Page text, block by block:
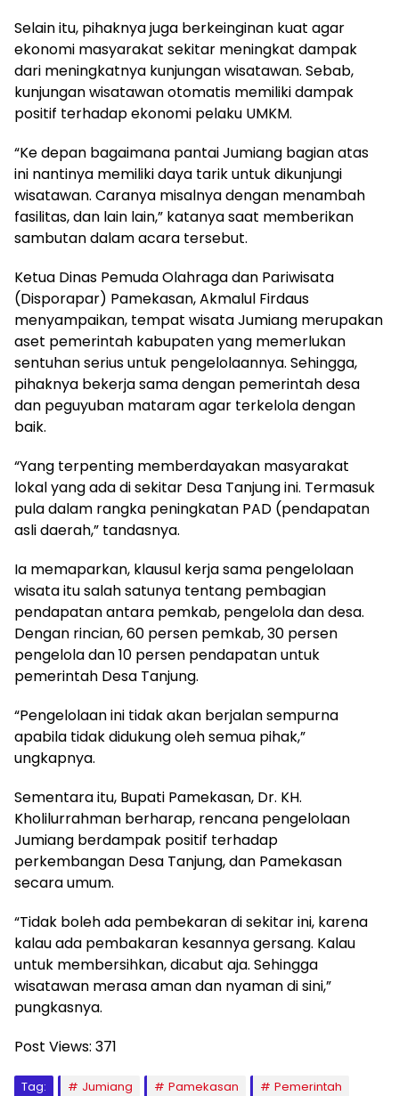
Selain itu, pihaknya juga berkeinginan kuat agar
ekonomi masyarakat sekitar meningkat dampak
dari meningkatnya kunjungan wisatawan. Sebab,
kunjungan wisatawan otomatis memiliki dampak
positif terhadap ekonomi pelaku UMKM.
“Ke depan bagaimana pantai Jumiang bagian atas
ini nantinya memiliki daya tarik untuk dikunjungi
wisatawan. Caranya misalnya dengan menambah
fasilitas, dan lain lain,” katanya saat memberikan
sambutan dalam acara tersebut.
Ketua Dinas Pemuda Olahraga dan Pariwisata
(Disporapar) Pamekasan, Akmalul Firdaus
menyampaikan, tempat wisata Jumiang merupakan
aset pemerintah kabupaten yang memerlukan
sentuhan serius untuk pengelolaannya. Sehingga,
pihaknya bekerja sama dengan pemerintah desa
dan peguyuban mataram agar terkelola dengan
baik.
“Yang terpenting memberdayakan masyarakat
lokal yang ada di sekitar Desa Tanjung ini. Termasuk
pula dalam rangka peningkatan PAD (pendapatan
asli daerah,” tandasnya.
Ia memaparkan, klausul kerja sama pengelolaan
wisata itu salah satunya tentang pembagian
pendapatan antara pemkab, pengelola dan desa.
Dengan rincian, 60 persen pemkab, 30 persen
pengelola dan 10 persen pendapatan untuk
pemerintah Desa Tanjung.
“Pengelolaan ini tidak akan berjalan sempurna
apabila tidak didukung oleh semua pihak,”
ungkapnya.
Sementara itu, Bupati Pamekasan, Dr. KH.
Kholilurrahman berharap, rencana pengelolaan
Jumiang berdampak positif terhadap
perkembangan Desa Tanjung, dan Pamekasan
secara umum.
“Tidak boleh ada pembekaran di sekitar ini, karena
kalau ada pembakaran kesannya gersang. Kalau
untuk membersihkan, dicabut aja. Sehingga
wisatawan merasa aman dan nyaman di sini,”
pungkasnya.
Post Views: 371
Tag: Jumiang Pamekasan Pemerintah